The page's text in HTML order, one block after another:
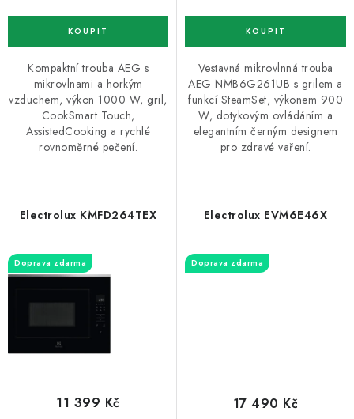
Kompaktní trouba AEG s
mikrovlnami a horkým
vzduchem, výkon 1000 W, gril,
CookSmart Touch,
AssistedCooking a rychlé
rovnoměrné pečení.
Vestavná mikrovlnná trouba
AEG NMB6G261UB s grilem a
funkcí SteamSet, výkonem 900
W, dotykovým ovládáním a
elegantním černým designem
pro zdravé vaření.
Electrolux KMFD264TEX
Doprava zdarma
11 399 Kč
Electrolux EVM6E46X
Doprava zdarma
17 490 Kč